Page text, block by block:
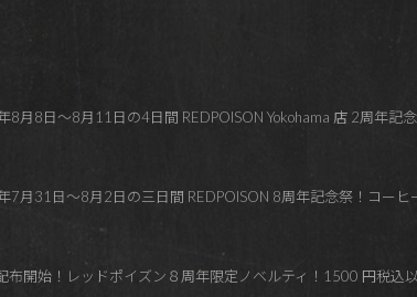
8月8日～8月11日の4日間 REDPOISON Yokohama 店 2周年記
7月31日～8月2日の三日間 REDPOISON 8周年記念祭！コーヒ
開始！レッドポイズン８周年限定ノベルティ！1500 円税込